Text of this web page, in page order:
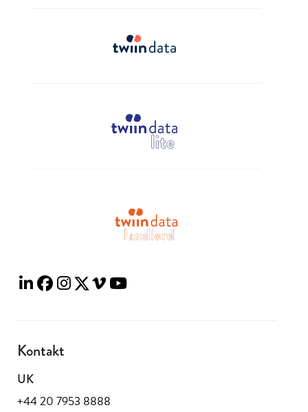
Kontakt
UK
+44 20 7953 8888